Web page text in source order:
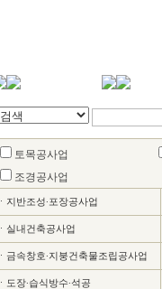
토목공사업
조경공사업
ㆍ지반조성∙포장공사업
ㆍ실내건축공사업
ㆍ금속창호∙지붕건축물조립공사업
ㆍ도장∙습식방수∙석공